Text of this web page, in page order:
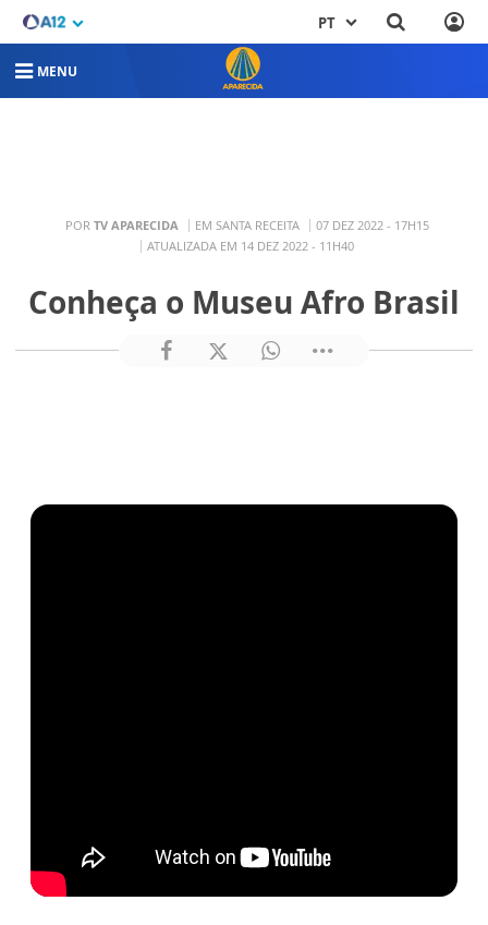
PT
MENU
POR TV APARECIDA EM SANTA RECEITA
07 DEZ 2022 - 17H15
ATUALIZADA EM 14 DEZ 2022 - 11H40
Conheça o Museu Afro Brasil